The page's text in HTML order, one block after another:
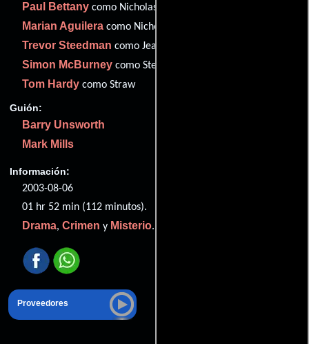
Paul Bettany como Nicholas
Marian Aguilera como Nicholas' Lover
Trevor Steedman como Jealous Husband
Simon McBurney como Stephen
Tom Hardy como Straw
Guión:
Barry Unsworth
Mark Mills
Información:
2003-08-06
01 hr 52 min (112 minutos).
Drama, Crimen y Misterio.
Proveedores